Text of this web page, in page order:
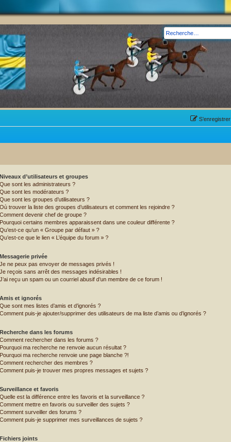
S’enregistrer
Niveaux d’utilisateurs et groupes
Que sont les administrateurs ?
Que sont les modérateurs ?
Que sont les groupes d’utilisateurs ?
Où trouver la liste des groupes d’utilisateurs et comment les rejoindre ?
Comment devenir chef de groupe ?
Pourquoi certains membres apparaissent dans une couleur différente ?
Qu’est-ce qu’un « Groupe par défaut » ?
Qu’est-ce que le lien « L’équipe du forum » ?
Messagerie privée
Je ne peux pas envoyer de messages privés !
Je reçois sans arrêt des messages indésirables !
J’ai reçu un spam ou un courriel abusif d’un membre de ce forum !
Amis et ignorés
Que sont mes listes d’amis et d’ignorés ?
Comment puis-je ajouter/supprimer des utilisateurs de ma liste d’amis ou d’ignorés ?
Recherche dans les forums
Comment rechercher dans les forums ?
Pourquoi ma recherche ne renvoie aucun résultat ?
Pourquoi ma recherche renvoie une page blanche ?!
Comment rechercher des membres ?
Comment puis-je trouver mes propres messages et sujets ?
Surveillance et favoris
Quelle est la différence entre les favoris et la surveillance ?
Comment mettre en favoris ou surveiller des sujets ?
Comment surveiller des forums ?
Comment puis-je supprimer mes surveillances de sujets ?
Fichiers joints